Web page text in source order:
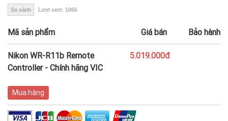
So sánh Lượt xem: 1866
Mã sản phẩm Giá bán Bảo hành
Nikon WR-R11b Remote
Controller - Chính hãng VIC
5.019.000đ
Mua hàng